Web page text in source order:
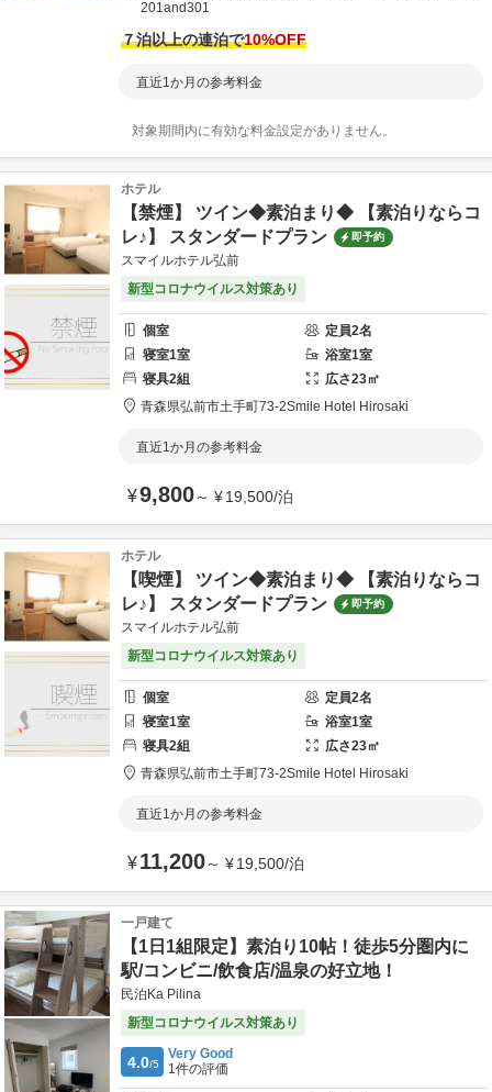
201and301
７泊以上の連泊で10%OFF
直近1か月の参考料金
対象期間内に有効な料金設定がありません。
ホテル
【禁煙】 ツイン◆素泊まり◆ 【素泊りならコ
レ♪】 スタンダードプラン
即予約
スマイルホテル弘前
新型コロナウイルス対策あり
個室 定員2名
寝室1室 浴室1室
寝具2組 広さ23㎡
青森県弘前市土手町73-2Smile Hotel Hirosaki
直近1か月の参考料金
¥9,800～ ¥19,500/泊
ホテル
【喫煙】 ツイン◆素泊まり◆ 【素泊りならコ
レ♪】 スタンダードプラン
即予約
スマイルホテル弘前
新型コロナウイルス対策あり
個室 定員2名
寝室1室 浴室1室
寝具2組 広さ23㎡
青森県弘前市土手町73-2Smile Hotel Hirosaki
直近1か月の参考料金
¥11,200～ ¥19,500/泊
一戸建て
【1日1組限定】素泊り10帖！徒歩5分圏内に
駅/コンビニ/飲食店/温泉の好立地！
民泊Ka Pilina
新型コロナウイルス対策あり
4.0/5
Very Good
1件の評価